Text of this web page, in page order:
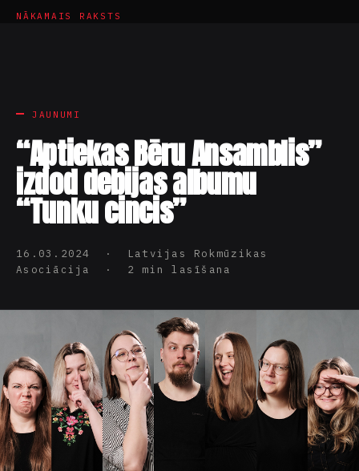
NĀKAMAIS RAKSTS
JAUNUMI
“Aptiekas Bēru Ansamblis”
izdod debijas albumu
“Tunku cincis”
16.03.2024 · Latvijas Rokmūzikas
Asociācija · 2 min lasīšana